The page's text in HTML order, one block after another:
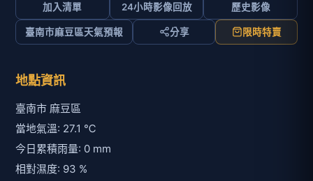
加入清單 24小時影像回放 歷史影像
臺南市麻豆區天氣預報 分享 限時特賣
地點資訊
臺南市 麻豆區
當地氣溫: 27.1 ℃
今日累積雨量: 0 mm
相對濕度: 93 %